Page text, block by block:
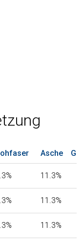
Asche
11.3%
11.3%
11.3%